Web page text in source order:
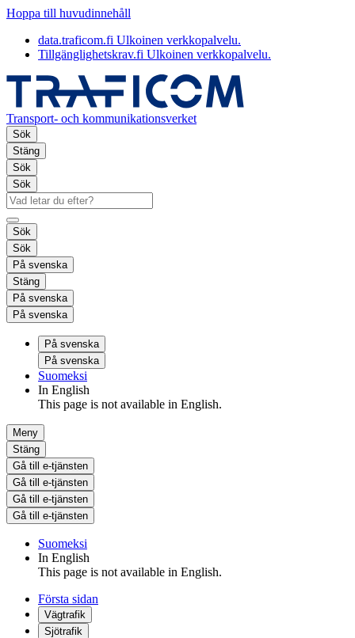
Hoppa till huvudinnehåll
data.traficom.fi Ulkoinen verkkopalvelu.
Tillgänglighetskrav.fi Ulkoinen verkkopalvelu.
Transport- och kommunikationsverket
Sök
Stäng
Sök
Sök
Sök
Sök
På svenska
Stäng
På svenska
På svenska
På svenska
På svenska
Suomeksi
In English
This page is not available in English.
Meny
Stäng
Gå till e-tjänsten
Gå till e-tjänsten
Gå till e-tjänsten
Gå till e-tjänsten
Suomeksi
In English
This page is not available in English.
Första sidan
Vägtrafik
Sjötrafik